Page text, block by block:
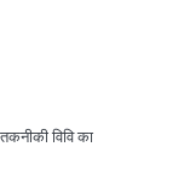
विवि का